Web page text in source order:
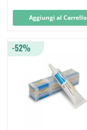
Postraumatiche,
Piaghe da
Follicoliti,
Impetigine e
Perionissi 1 Pezzo
Aggiungi al Carrello
-52%